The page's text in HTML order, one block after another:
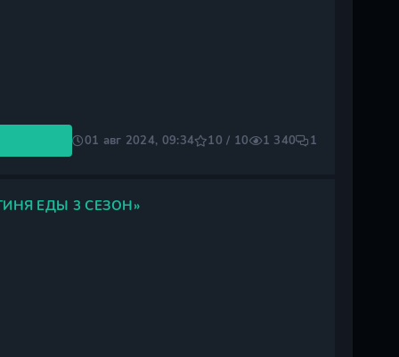
01 авг 2024, 09:34 10 / 10 1 340 1
ЕДЫ 3 СЕЗОН»